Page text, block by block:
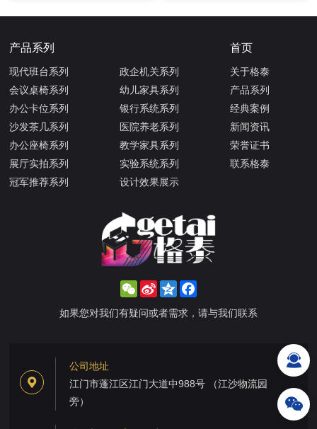
产品系列
现代班台系列
会议桌椅系列
办公卡位系列
沙发茶几系列
办公座椅系列
展厅实拍系列
冠军推荐系列
政企机关系列
幼儿家具系列
银行系统系列
医院养老系列
教学家具系列
实验系统系列
设计效果展示
首页
关于格泰
产品系列
经典案例
新闻资讯
荣誉证书
联系格泰
WeChat
Sina
Weibo
Qzone
如果您对我们有疑问或者需求，请与我们联系
公司地址
江门市蓬江区江门大道中988号 （江沙物流园
旁）